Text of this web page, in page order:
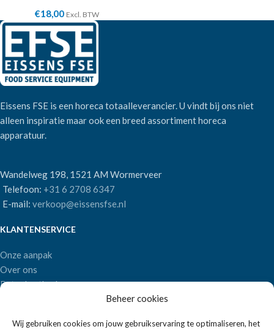
Beheer cookies
Wij gebruiken cookies om jouw gebruikservaring te optimaliseren, het
€18,00 Excl. BTW
Eissens FSE is een horeca totaalleverancier. U vindt bij ons niet
alleen inspiratie maar ook een breed assortiment horeca
apparatuur.
Wandelweg 198, 1521 AM Wormerveer
Telefoon: +31 6 2708 6347
E-mail: verkoop@eissensfse.nl
KLANTENSERVICE
Onze aanpak
Over ons
Betaalmethoden